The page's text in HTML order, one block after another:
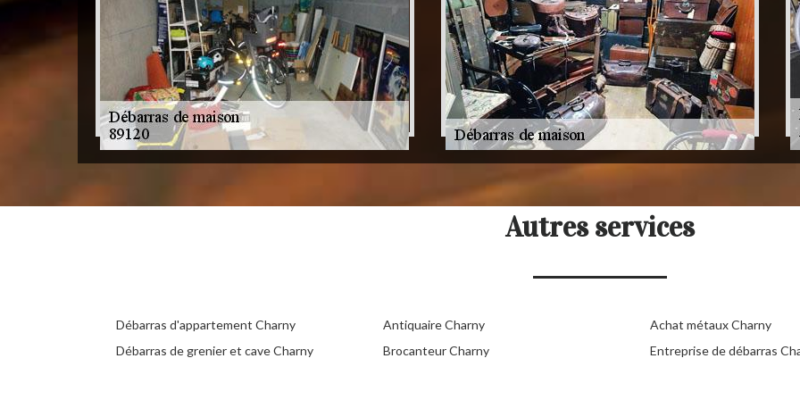
Autres services
Débarras d'appartement Charny
Débarras de grenier et cave Charny
Antiquaire Charny
Brocanteur Charny
Achat métaux Charny
Entreprise de débarras